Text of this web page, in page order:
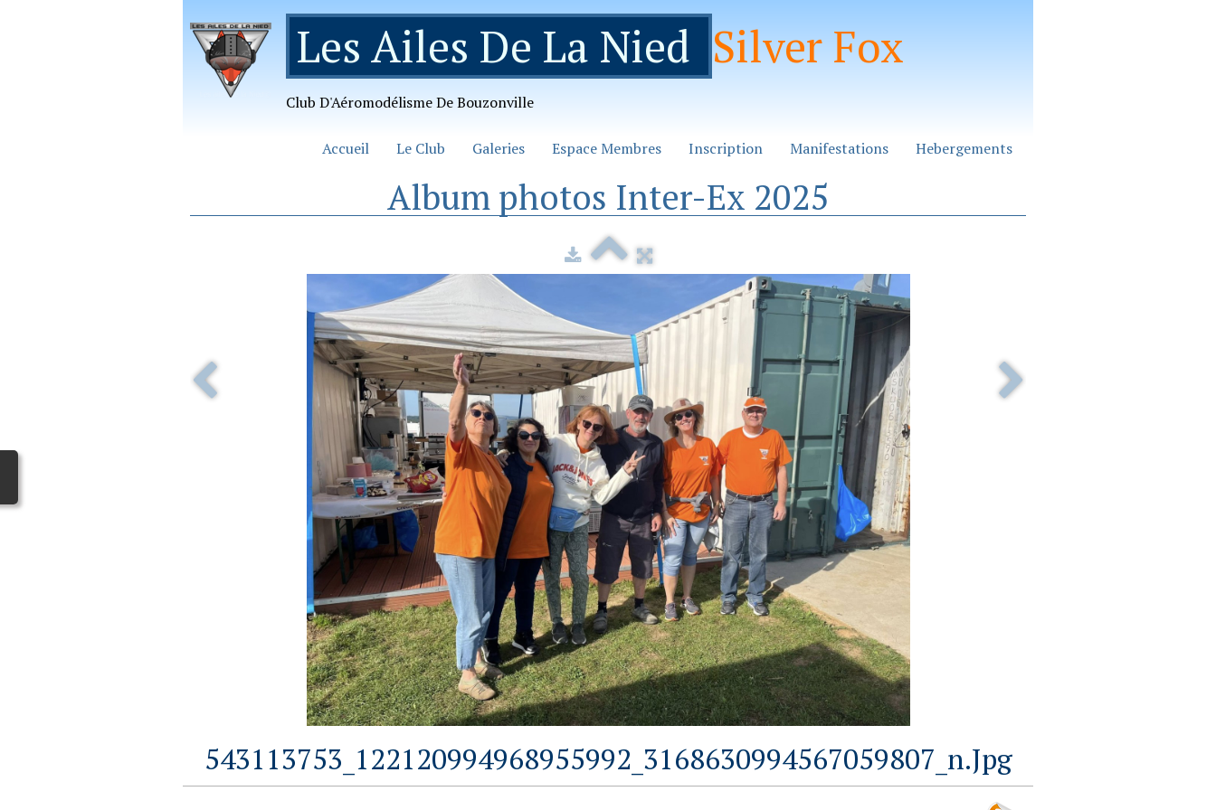
Les Ailes De La Nied Silver Fox
Club D'Aéromodélisme De Bouzonville
Accueil Le Club Galeries Espace Membres Inscription Manifestations Hebergements
Album photos Inter-Ex 2025
543113753_122120994968955992_3168630994567059807_n.jpg